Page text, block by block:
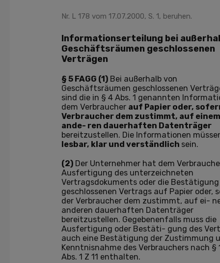
Nr. L 178 vom 17.07.2000, S. 1, beruhen.
Informationserteilung bei
Geschäftsräumen geschlossenen
Verträgen
§ 5 FAGG (1) Bei außerhalb von
Geschäftsräumen geschlossenen
sind die in § 4 Abs. 1 genannten
dem Verbraucher auf Papier oder,
Verbraucher dem zustimmt, auf einem
ande- ren dauerhaften Datenträger
bereitzustellen. Die Informationen
lesbar, klar und verständlich sein.
(2) Der Unternehmer hat dem
Ausfertigung des unterzeichneten
Vertragsdokuments oder die Bestätigung
geschlossenen Vertrags auf Papier oder,
der Verbraucher dem zustimmt, auf ei-
anderen dauerhaften Datenträger
bereitzustellen. Gegebenenfalls muss die
Ausfertigung oder Bestäti- gung des
auch eine Bestätigung der Zustimmung
Kenntnisnahme des Verbrauchers nach §
Abs. 1 Z 11 enthalten.